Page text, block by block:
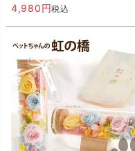
4,980
税込